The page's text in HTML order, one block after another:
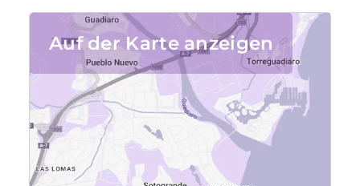
Auf der Karte anzeigen